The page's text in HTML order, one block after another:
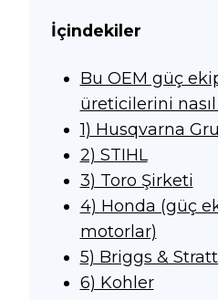
İçindekiler
Bu OEM güç
üreticilerini
1) Husqvarna
2) STIHL
3) Toro Şirketi
4) Honda (güç
motorlar)
5) Briggs &
6) Kohler